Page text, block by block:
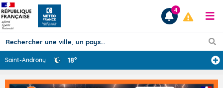
Prévisions
4
Saint-Androny 18°